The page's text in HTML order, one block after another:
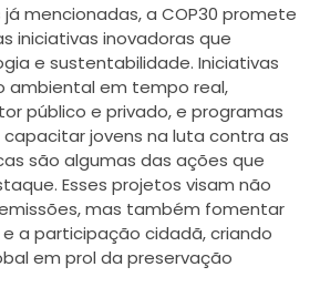
mencionadas, a COP30 promete
iniciativas inovadoras que
e sustentabilidade. Iniciativas
ambiental em tempo real,
público e privado, e programas
jovens na luta contra as
são algumas das ações que
Esses projetos visam não
mas também fomentar
a participação cidadã, criando
em prol da preservação